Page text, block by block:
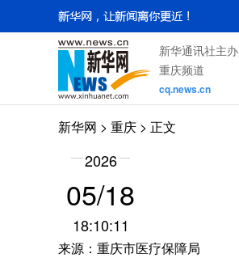
新华通讯社主办
重庆频道
cq.news.cn
新华网 > 重庆 > 正文
2026
05/18
18:10:11
来源：重庆市医疗保障局